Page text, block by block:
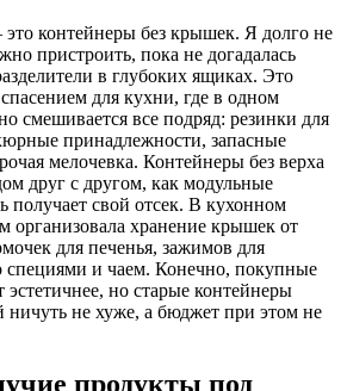
контейнеры без крышек. Я долго не
пристроить, пока не догадалась
в глубоких ящиках. Это
для кухни, где в одном
смешивается все подряд: резинки для
принадлежности, запасные
мелочевка. Контейнеры без верха
друг с другом, как модульные
получает свой отсек. В кухонном
организовала хранение крышек от
для печенья, зажимов для
специями и чаем. Конечно, покупные
эстетичнее, но старые контейнеры
ничуть не хуже, а бюджет при этом не
продукты под